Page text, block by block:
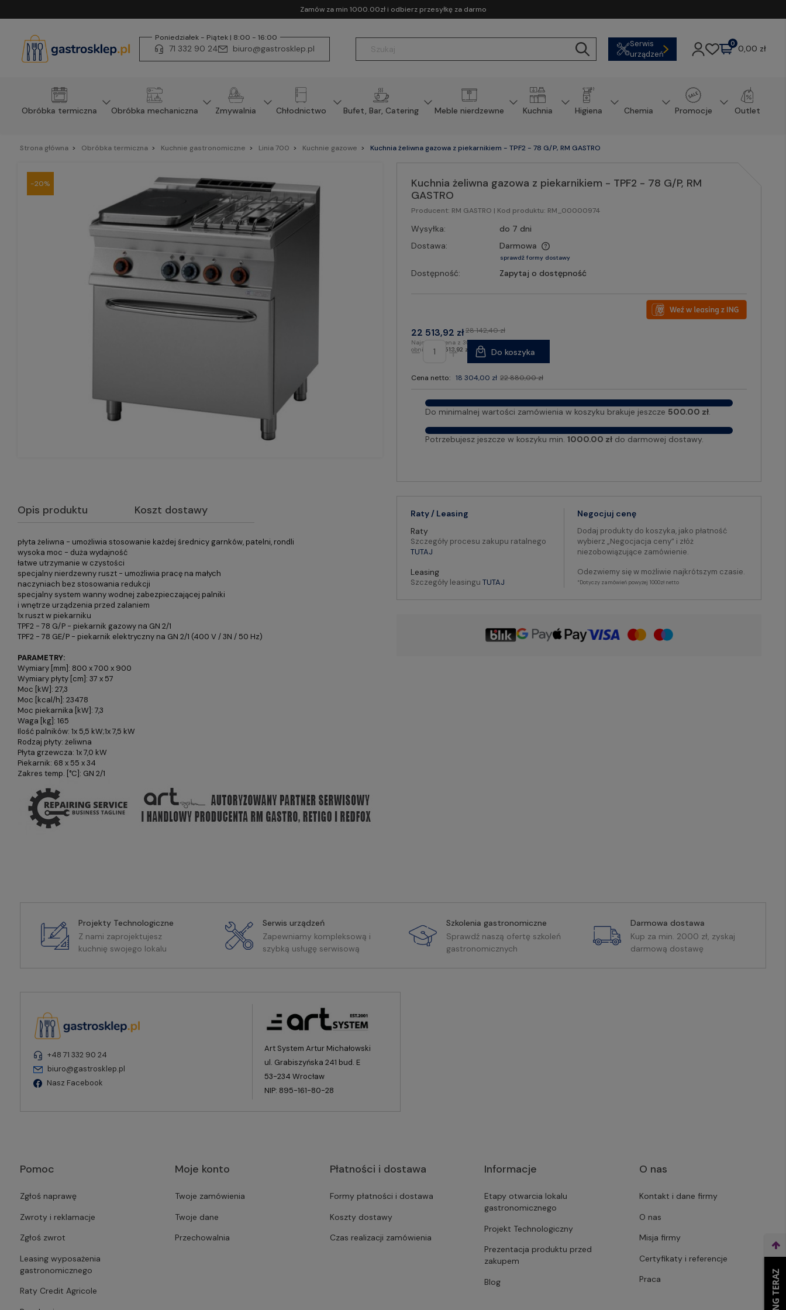
Zamów za min 1000.00zł i odbierz przesyłkę za darmo
Poniedziałek - Piątek | 8:00 - 16:00
71 332 90 24 biuro@gastrosklep.pl
Serwis
urządzeń
0,00 zł
0
Obróbka termiczna Obróbka mechaniczna Zmywalnia Chłodnictwo Bufet, Bar, Catering Meble nierdzewne Kuchnia Higiena Chemia Promocje Outlet
Strona główna Obróbka termiczna Kuchnie gastronomiczne Linia 700 Kuchnie gazowe Kuchnia żeliwna gazowa z piekarnikiem - TPF2 - 78 G/P, RM GASTRO
-20%
Opis produktu Koszt dostawy
płyta żeliwna - umożliwia stosowanie każdej średnicy garnków, patelni, rondli
wysoka moc - duża wydajność
łatwe utrzymanie w czystości
specjalny nierdzewny ruszt - umożliwia pracę na małych
naczyniach bez stosowania redukcji
specjalny system wanny wodnej zabezpieczającej palniki
i wnętrze urządzenia przed zalaniem
1x ruszt w piekarniku
TPF2 - 78 G/P - piekarnik gazowy na GN 2/1
TPF2 - 78 GE/P - piekarnik elektryczny na GN 2/1 (400 V / 3N / 50 Hz)
PARAMETRY:
Wymiary [mm]: 800 x 700 x 900
Wymiary płyty [cm]: 37 x 57
Moc [kW]: 27,3
Moc [kcal/h]: 23478
Moc piekarnika [kW]: 7,3
Waga [kg]: 165
Ilość palników: 1x 5,5 kW;1x 7,5 kW
Rodzaj płyty: żeliwna
Płyta grzewcza: 1x 7,0 kW
Piekarnik: 68 x 55 x 34
Zakres temp. [°C]: GN 2/1
Kuchnia żeliwna gazowa z piekarnikiem - TPF2 - 78 G/P, RM
GASTRO
Producent: RM GASTRO | Kod produktu: RM_00000974
Wysyłka:
do 7 dni
Dostawa:
Darmowa
sprawdź formy dostawy
Dostępność: Zapytaj o dostępność
22 513,92 zł28 142,40 zł
Najniższa cena z 30 dni przed
obniżką: 22 513,92 zł
Cena netto: 18 304,00 zł 22 880,00 zł
Do koszyka
Do minimalnej wartości zamówienia w koszyku brakuje jeszcze 500.00 zł.
Potrzebujesz jeszcze w koszyku min. 1000.00 złdo darmowej dostawy.
Raty / Leasing
Raty
Szczegóły procesu zakupu ratalnego
TUTAJ
Leasing
Szczegóły leasinguTUTAJ
Negocjuj cenę
Dodaj produkty do koszyka, jako płatność
wybierz „Negocjacja ceny” i złóż
niezobowiązujące zamówienie.
Odezwiemy się w możliwie najkrótszym czasie.
*Dotyczy zamówień powyżej 1000zł netto
Projekty Technologiczne
Z nami zaprojektujesz
kuchnię swojego lokalu
Serwis urządzeń
Zapewniamy kompleksową i
szybką usługę serwisową
Szkolenia gastronomiczne
Sprawdź naszą ofertę szkoleń
gastronomicznych
Darmowa dostawa
Kup za min. 2000 zł, zyskaj
darmową dostawę
+48 71 332 90 24
biuro@gastrosklep.pl
Nasz Facebook
Art System Artur Michałowski
ul. Grabiszyńska 241 bud. E
53-234 Wrocław
NIP: 895-161-80-28
Pomoc
Zgłoś naprawę
Zwroty i reklamacje
Zgłoś zwrot
Leasing wyposażenia
gastronomicznego
Raty Credit Agricole
Moje konto
Twoje zamówienia
Twoje dane
Przechowalnia
Płatności i dostawa
Formy płatności i dostawa
Koszty dostawy
Czas realizacji zamówienia
Informacje
Etapy otwarcia lokalu
gastronomicznego
Projekt Technologiczny
Prezentacja produktu przed
zakupem
Blog
O nas
Kontakt i dane firmy
O nas
Misja firmy
Certyfikaty i referencje
Praca